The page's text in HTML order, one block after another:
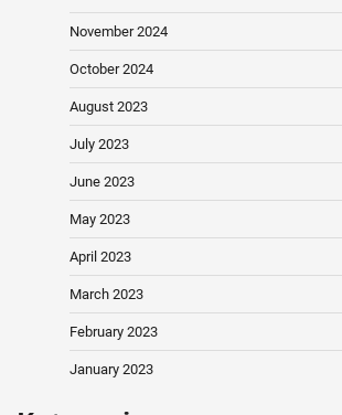
November 2024
October 2024
August 2023
July 2023
June 2023
May 2023
April 2023
March 2023
February 2023
January 2023